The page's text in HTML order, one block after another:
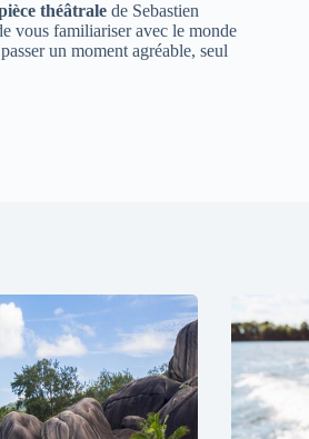
théâtrale de Sebastien
vous familiariser avec le monde
un moment agréable, seul